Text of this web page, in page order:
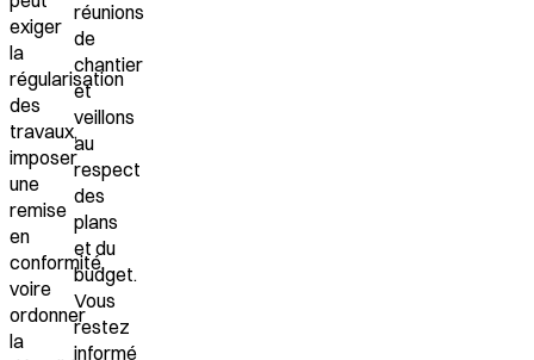
exiger
la
régularisation
des
travaux,
imposer
une
remise
en
conformité,
voire
ordonner
la
réunions
de
chantier
et
veillons
au
respect
des
plans
et du
budget.
Vous
restez
informé